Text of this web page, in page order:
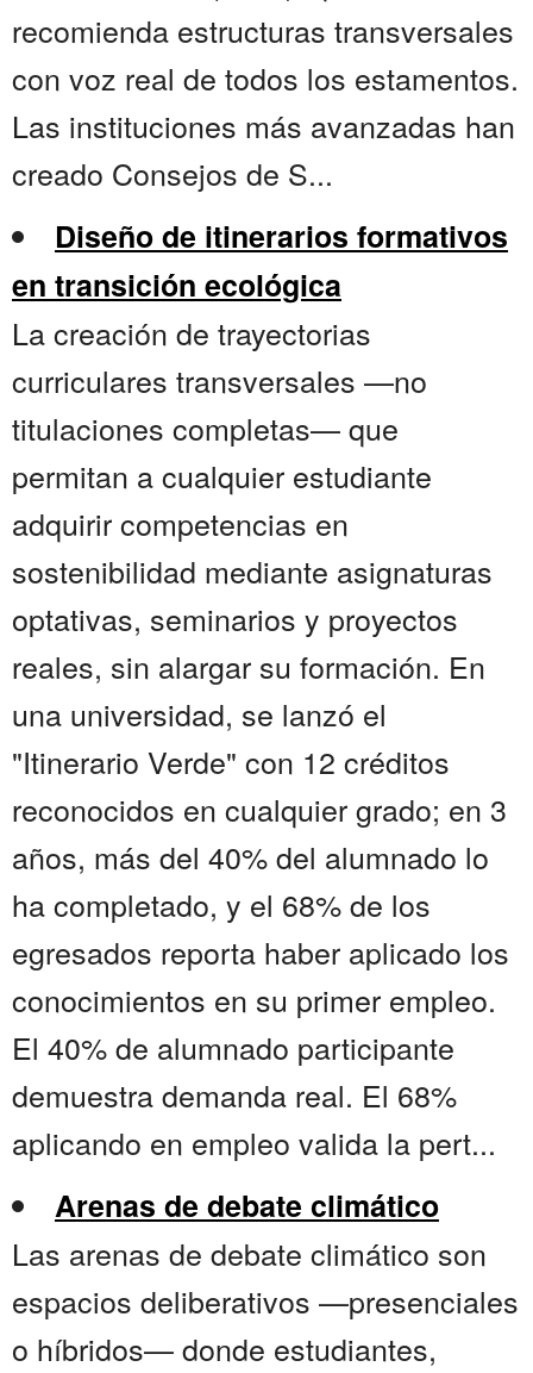
recomienda estructuras transversales
con voz real de todos los estamentos.
Las instituciones más avanzadas han
creado Consejos de S...
Diseño de itinerarios formativos
en transición ecológica
La creación de trayectorias
curriculares transversales —no
titulaciones completas— que
permitan a cualquier estudiante
adquirir competencias en
sostenibilidad mediante asignaturas
optativas, seminarios y proyectos
reales, sin alargar su formación. En
una universidad, se lanzó el
"Itinerario Verde" con 12 créditos
reconocidos en cualquier grado; en 3
años, más del 40% del alumnado lo
ha completado, y el 68% de los
egresados reporta haber aplicado los
conocimientos en su primer empleo.
El 40% de alumnado participante
demuestra demanda real. El 68%
aplicando en empleo valida la pert...
Arenas de debate climático
Las arenas de debate climático son
espacios deliberativos —presenciales
o híbridos— donde estudiantes,